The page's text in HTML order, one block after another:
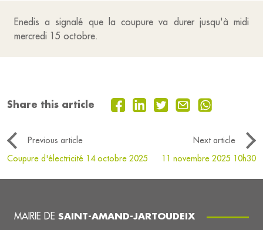
Enedis a signalé que la coupure va durer jusqu'à midi
mercredi 15 octobre.
Share this article
Previous article
Next article
Coupure d'électricité 14 octobre 2025
11 novembre 2025 10h30
MAIRIE DE SAINT-AMAND-JARTOUDEIX